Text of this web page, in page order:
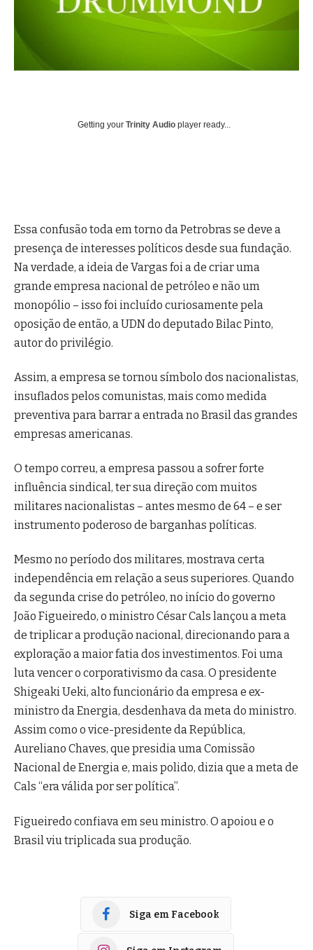
Getting your Trinity Audio player ready...
Essa confusão toda em torno da Petrobras se deve a
presença de interesses políticos desde sua fundação.
Na verdade, a ideia de Vargas foi a de criar uma
grande empresa nacional de petróleo e não um
monopólio – isso foi incluído curiosamente pela
oposição de então, a UDN do deputado Bilac Pinto,
autor do privilégio.
Assim, a empresa se tornou símbolo dos nacionalistas,
insuflados pelos comunistas, mais como medida
preventiva para barrar a entrada no Brasil das grandes
empresas americanas.
O tempo correu, a empresa passou a sofrer forte
influência sindical, ter sua direção com muitos
militares nacionalistas – antes mesmo de 64 – e ser
instrumento poderoso de barganhas políticas.
Mesmo no período dos militares, mostrava certa
independência em relação a seus superiores. Quando
da segunda crise do petróleo, no início do governo
João Figueiredo, o ministro César Cals lançou a meta
de triplicar a produção nacional, direcionando para a
exploração a maior fatia dos investimentos. Foi uma
luta vencer o corporativismo da casa. O presidente
Shigeaki Ueki, alto funcionário da empresa e ex-
ministro da Energia, desdenhava da meta do ministro.
Assim como o vice-presidente da República,
Aureliano Chaves, que presidia uma Comissão
Nacional de Energia e, mais polido, dizia que a meta de
Cals “era válida por ser política”.
Figueiredo confiava em seu ministro. O apoiou e o
Brasil viu triplicada sua produção.
Siga em Facebook